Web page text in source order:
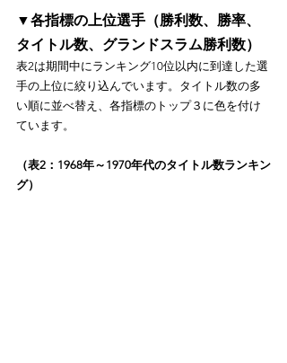
▼各指標の上位選手（勝利数、勝率、
タイトル数、グランドスラム勝利数）
表2は期間中にランキング10位以内に到達した選
手の上位に絞り込んでいます。タイトル数の多
い順に並べ替え、各指標のトップ３に色を付け
ています。
（表2：1968年～1970年代のタイトル数ランキン
グ）